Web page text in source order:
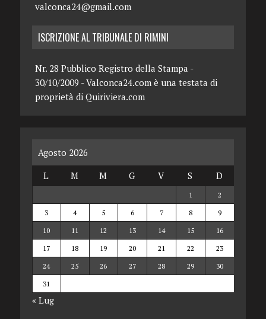
valconca24@gmail.com
ISCRIZIONE AL TRIBUNALE DI RIMINI
Nr. 28 Pubblico Registro della Stampa -
30/10/2009 - Valconca24.com è una testata di
proprietà di Quiriviera.com
Agosto 2026
L
M M G V S D
1
2
3
4 5 6 7 8
9
10
11 12 13 14 15
16
17
18 19 20 21 22
23
24
25 26 27 28 29
30
31
« Lug